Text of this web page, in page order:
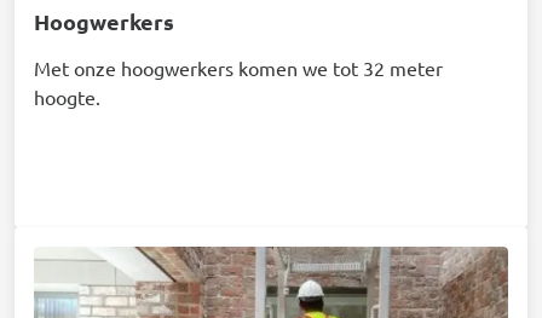
Hoogwerkers
Met onze hoogwerkers komen we tot 32 meter
hoogte.
Afbeelding